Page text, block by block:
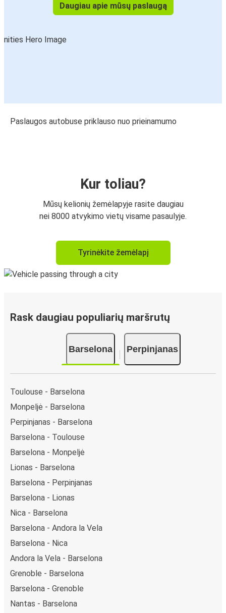
Daugiau apie mūsų paslaugą
Paslaugos autobuse priklauso nuo prieinamumo
Kur toliau?
Mūsų kelionių žemėlapyje rasite daugiau
nei 8000 atvykimo vietų visame pasaulyje.
Tyrinėkite žemėlapį
Rask daugiau populiarių maršrutų
Barselona Perpinjanas
Toulouse - Barselona
Monpeljė - Barselona
Perpinjanas - Barselona
Barselona - Toulouse
Barselona - Monpeljė
Lionas - Barselona
Barselona - Perpinjanas
Barselona - Lionas
Nica - Barselona
Barselona - Andora la Vela
Barselona - Nica
Andora la Vela - Barselona
Grenoble - Barselona
Barselona - Grenoble
Nantas - Barselona